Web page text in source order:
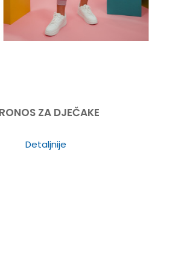
ZA DJEČAKE
Detaljnije